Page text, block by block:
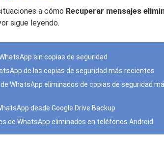
a cómo Recuperar mensajes
sigue leyendo.
sin copias de seguridad
de las copias de seguridad más recientes
WhatsApp eliminados de copias de seguridad
desde Google Drive Backup
de WhatsApp eliminados en teléfonos Android